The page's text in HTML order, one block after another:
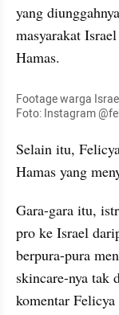
yang
masyarakat
Hamas.
Footage warga
Foto: Instagram
Selain itu,
Hamas yang
Gara-gara itu,
pro ke Israel
berpura-pura
skincare-nya tak
komentar